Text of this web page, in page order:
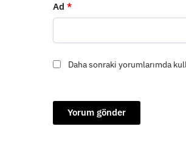
Ad *
Daha sonraki yorumlarımda